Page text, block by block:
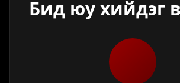
Бид юу хийдэг